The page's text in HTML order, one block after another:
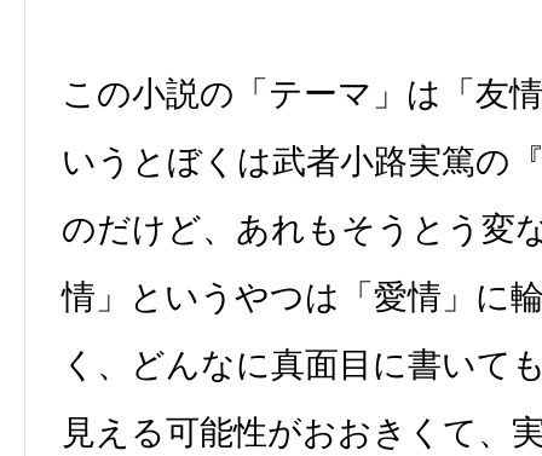
この小説の「テーマ」は「友
いうとぼくは武者小路実篤の
のだけど、あれもそうとう変
情」というやつは「愛情」に
く、どんなに真面目に書いて
見える可能性がおおきくて、